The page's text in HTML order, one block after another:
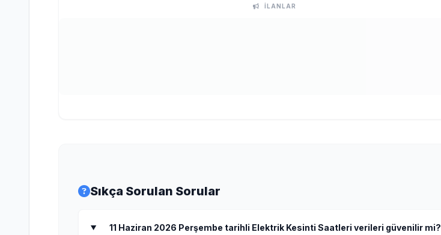
İLANLAR
Sıkça Sorulan Sorular
11 Haziran 2026 Perşembe tarihli Elektrik Kesinti Saatleri verileri güvenilir mi?